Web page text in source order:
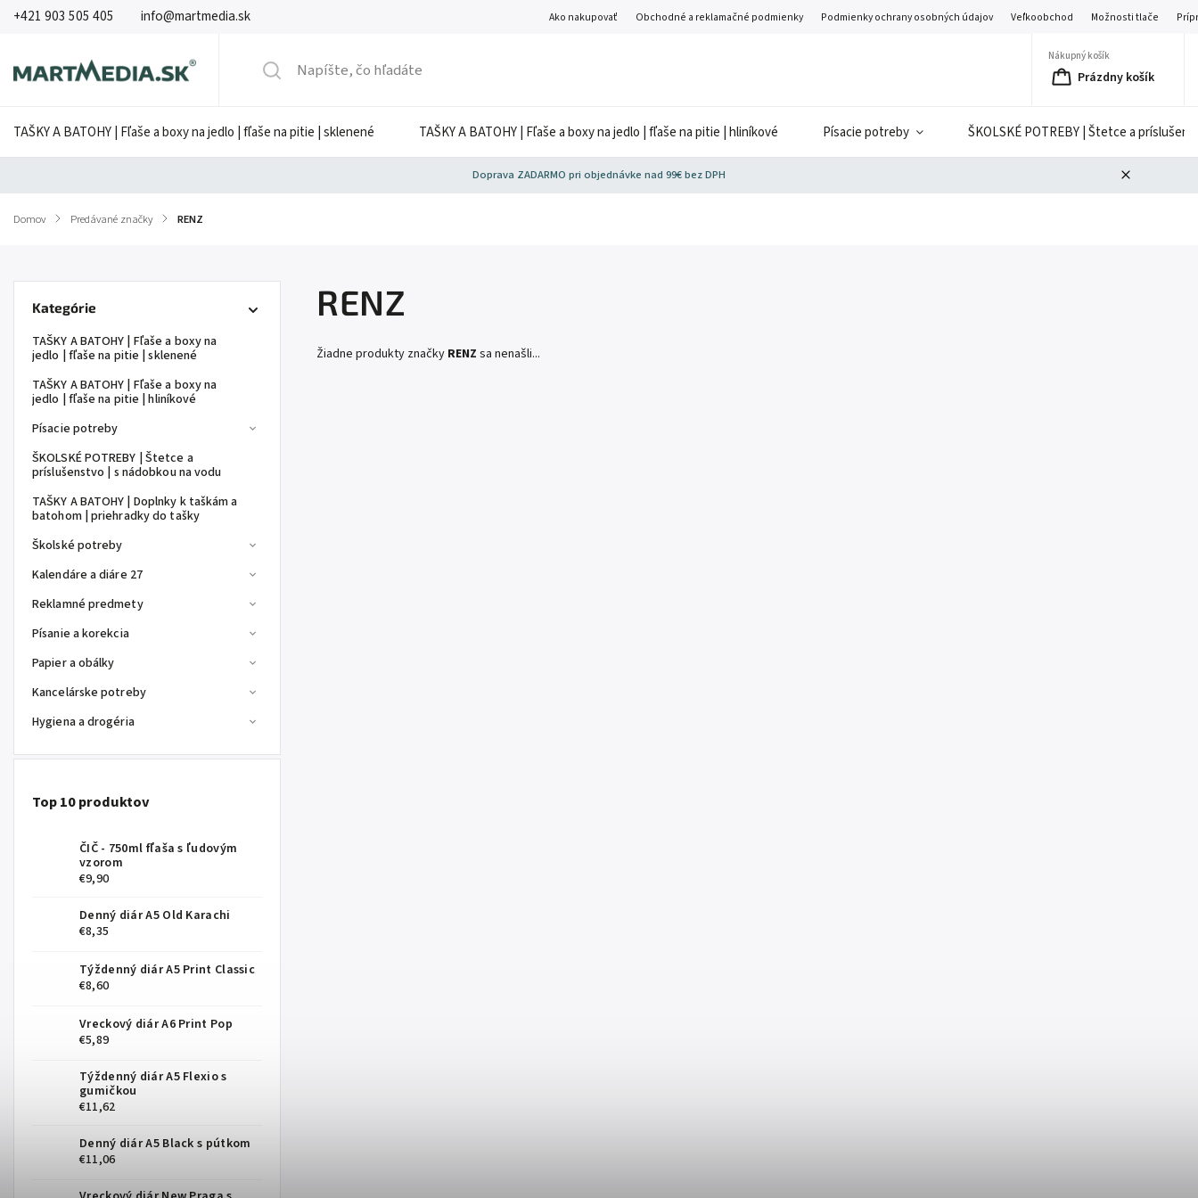
+421 903 505 405 info@martmedia.sk Ako nakupovať Obchodné a reklamačné podmienky Podmienky ochrany osobných údajov Veľkoobchod Možnosti tlače
Nákupný košík
Prázdny košík
TAŠKY A BATOHY | Fľaše a boxy na jedlo | fľaše na pitie | sklenené TAŠKY A BATOHY | Fľaše a boxy na jedlo | fľaše na pitie | hliníkové Písacie potreby ŠKOLSKÉ POTREBY | Štetce a
Doprava ZADARMO pri objednávke nad 99€ bez DPH
Domov / Predávané značky / RENZ
Kategórie
TAŠKY A BATOHY | Fľaše a boxy na
jedlo | fľaše na pitie | sklenené
TAŠKY A BATOHY | Fľaše a boxy na
jedlo | fľaše na pitie | hliníkové
Písacie potreby
ŠKOLSKÉ POTREBY | Štetce a
príslušenstvo | s nádobkou na vodu
TAŠKY A BATOHY | Doplnky k taškám a
batohom | priehradky do tašky
Školské potreby
Kalendáre a diáre 27
Reklamné predmety
Písanie a korekcia
Papier a obálky
Kancelárske potreby
Hygiena a drogéria
Top 10 produktov
ČIČ - 750ml fľaša s ľudovým
vzorom
€9,90
Denný diár A5 Old Karachi
€8,35
Týždenný diár A5 Print Classic
€8,60
Vreckový diár A6 Print Pop
€5,89
Týždenný diár A5 Flexio s
gumičkou
€11,62
Denný diár A5 Black s pútkom
€11,06
RENZ
Žiadne produkty značky RENZ sa nenašli...